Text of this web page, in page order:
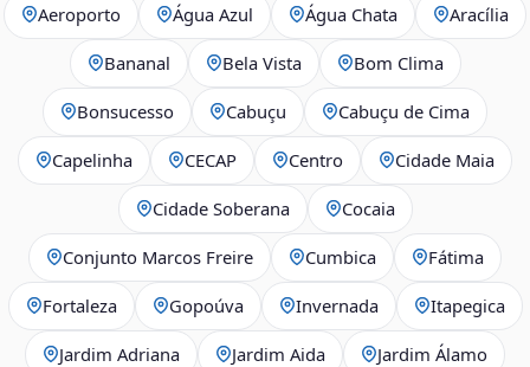
Aeroporto Água Azul Água Chata Aracília
Bananal Bela Vista Bom Clima
Bonsucesso Cabuçu Cabuçu de Cima
Capelinha CECAP Centro Cidade Maia
Cidade Soberana Cocaia
Conjunto Marcos Freire Cumbica Fátima
Fortaleza Gopoúva Invernada Itapegica
Jardim Adriana Jardim Aida Jardim Álamo